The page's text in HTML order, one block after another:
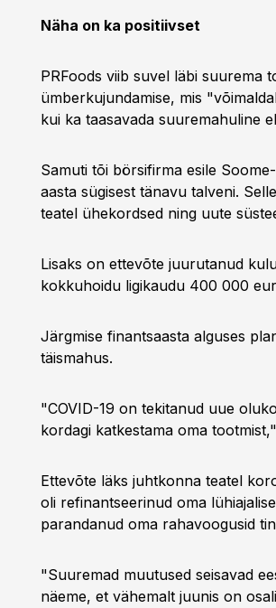
Näha on ka positiivset
PRFoods viib suvel läbi suurema
ümberkujundamise, mis
kui ka taasavada suuremahuline
Samuti tõi börsifirma esile
aasta sügisest tänavu talveni.
teatel ühekordsed ning uute
Lisaks on ettevõte juurutanud
kokkuhoidu ligikaudu 400 000
Järgmise finantsaasta alguses
täismahus.
"COVID-19 on tekitanud uue
kordagi katkestama oma
Ettevõte läks juhtkonna teatel
oli refinantseerinud oma
parandanud oma rahavoogusid
"Suuremad muutused seisavad
näeme, et vähemalt juunis on